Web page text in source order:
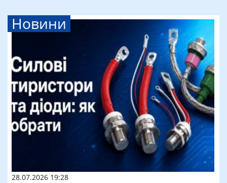
Новини
28.07.2026 19:28